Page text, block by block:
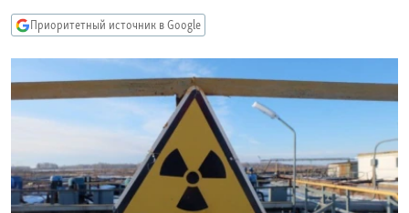
Вернутся
поиску
КАВКАЗ.РЕАЛИИ
СЕВЕР.РЕАЛИИ
СИБИРЬ.РЕАЛИИ
РАСПИСАНИЕ ВЕЩАНИЯ
ПОДПИШИТЕСЬ НА РАССЫЛКУ
Приоритетный источник в Google